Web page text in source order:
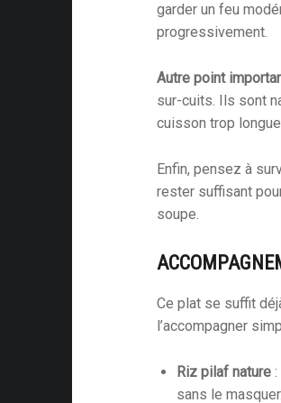
garder un feu
progressivement.
Autre point
sur-cuits. Ils sont
cuisson trop
Enfin, pensez à
rester suffisant
soupe.
Ce plat se suffit
l’accompagner
Riz pilaf nature
sans le masquer.